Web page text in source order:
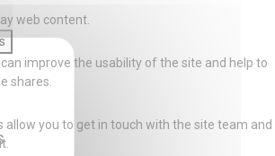
web content.
improve the usability of the site and help to
shares.
allow you to get in touch with the site team and